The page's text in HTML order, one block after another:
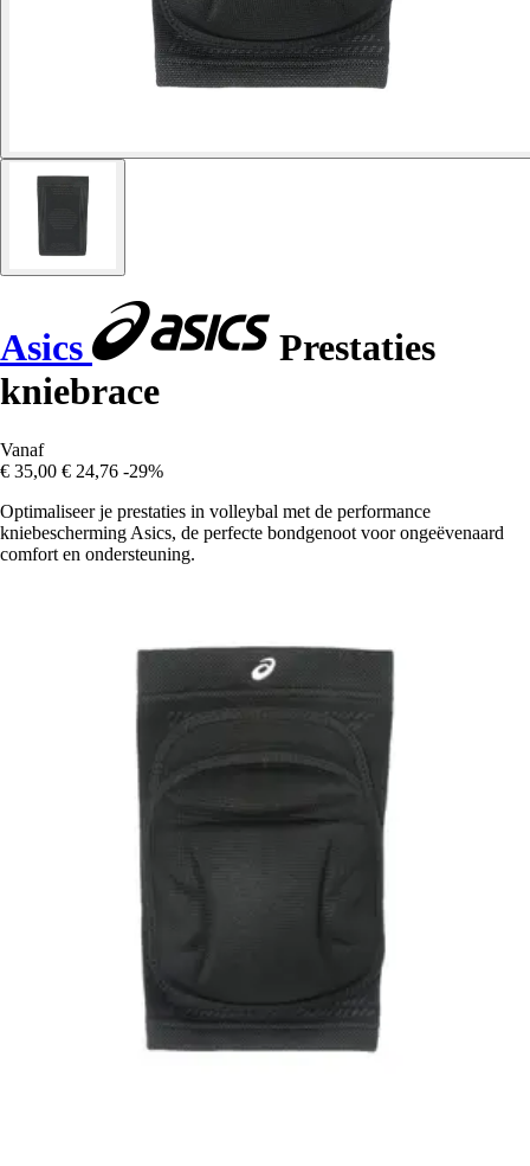
Asics
Prestaties
kniebrace
Vanaf
€ 35,00 € 24,76 -29%
Optimaliseer je prestaties in volleybal met de performance
kniebescherming Asics, de perfecte bondgenoot voor ongeëvenaard
comfort en ondersteuning.